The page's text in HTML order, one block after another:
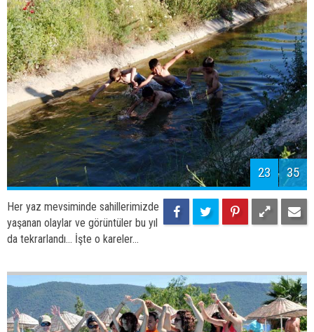
Her yaz mevsiminde sahillerimizde
yaşanan olaylar ve görüntüler bu yıl
da tekrarlandı... İşte o kareler...